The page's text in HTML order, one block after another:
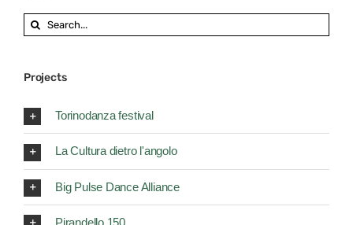
Search
for:
Projects
Torinodanza festival
La Cultura dietro l'angolo
Big Pulse Dance Alliance
Pirandello 150